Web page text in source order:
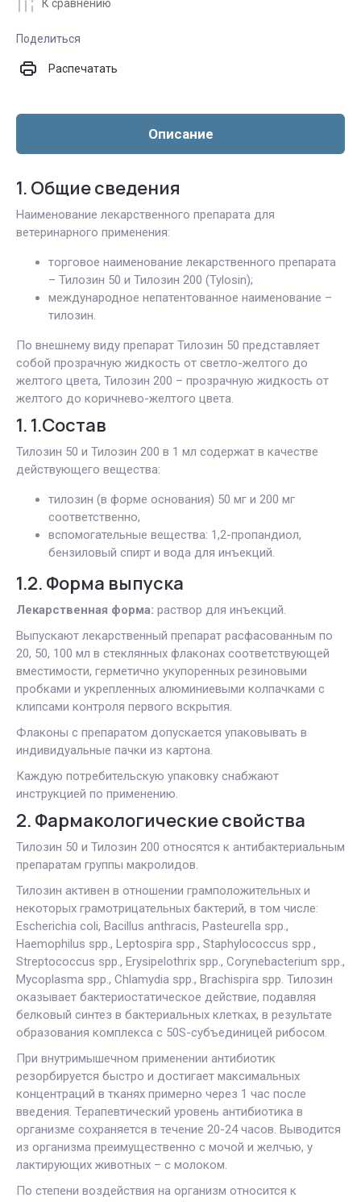
К сравнению
Поделиться
Распечатать
Описание
1. Общие сведения
Наименование лекарственного препарата для
ветеринарного применения:
торговое наименование лекарственного препарата
– Тилозин 50 и Тилозин 200 (Tylosin);
международное непатентованное наименование –
тилозин.
По внешнему виду препарат Тилозин 50 представляет
собой прозрачную жидкость от светло-желтого до
желтого цвета, Тилозин 200 – прозрачную жидкость от
желтого до коричнево-желтого цвета.
1. 1.Состав
Тилозин 50 и Тилозин 200 в 1 мл содержат в качестве
действующего вещества:
тилозин (в форме основания) 50 мг и 200 мг
соответственно,
вспомогательные вещества: 1,2-пропандиол,
бензиловый спирт и вода для инъекций.
1.2. Форма выпуска
Лекарственная форма: раствор для инъекций.
Выпускают лекарственный препарат расфасованным по
20, 50, 100 мл в стеклянных флаконах соответствующей
вместимости, герметично укупоренных резиновыми
пробками и укрепленных алюминиевыми колпачками с
клипсами контроля первого вскрытия.
Флаконы с препаратом допускается упаковывать в
индивидуальные пачки из картона.
Каждую потребительскую упаковку снабжают
инструкцией по применению.
2. Фармакологические свойства
Тилозин 50 и Тилозин 200 относятся к антибактериальным
препаратам группы макролидов.
Тилозин активен в отношении грамположительных и
некоторых грамотрицательных бактерий, в том числе:
Escherichia coli, Bacillus anthracis, Pasteurella spp.,
Haemophilus spp., Leptospira spp., Staphylococcus spp.,
Streptococcus spp., Erysipelothrix spp., Corynebacterium spp.,
Mycoplasma spp., Chlamydia spp., Brachispira spp. Тилозин
оказывает бактериостатическое действие, подавляя
белковый синтез в бактериальных клетках, в результате
образования комплекса с 50S-субъединицей рибосом.
При внутримышечном применении антибиотик
резорбируется быстро и достигает максимальных
концентраций в тканях примерно через 1 час после
введения. Терапевтический уровень антибиотика в
организме сохраняется в течение 20-24 часов. Выводится
из организма преимущественно с мочой и желчью, у
лактирующих животных – с молоком.
По степени воздействия на организм относится к